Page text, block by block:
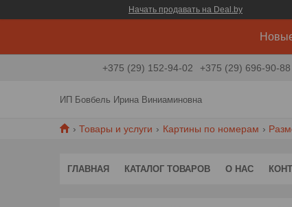
Начать продавать на Deal.by
+375 (29) 152-94-02 +375 (29) 696-90-88
ИП Бовбель Ирина Виниаминовна
Товары и услуги Картины по номерам
ГЛАВНАЯ КАТАЛОГ ТОВАРОВ О НАС